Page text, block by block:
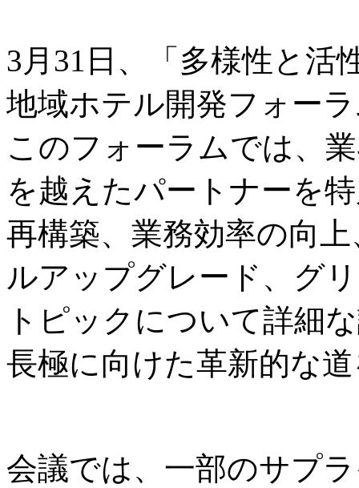
3月31日、「多様性と活
地域ホテル開発フォー
このフォーラムでは、
を越えたパートナーを
再構築、業務効率の向
ルアップグレード、グ
トピックについて詳細
長極に向けた革新的な
会議では、一部のサプ